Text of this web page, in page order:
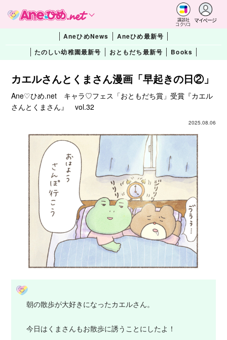
講談社
コクリコ
マイページ
AneひめNews
Aneひめ最新号
たのしい幼稚園最新号
おともだち最新号 Books
カエルさんとくまさん漫画「早起きの日②」
Ane♡ひめ.net キャラ♡フェス「おともだち賞」受賞『カエル
さんとくまさん』 vol.32
2025.08.06
朝の散歩が大好きになったカエルさん。
今日はくまさんもお散歩に誘うことにしたよ！